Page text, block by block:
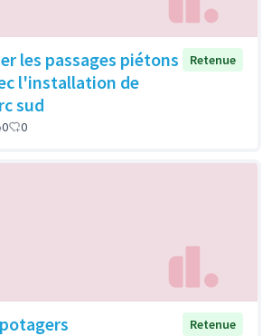
les passages piétons
l'installation de
sud
Retenue
0 0
Retenue